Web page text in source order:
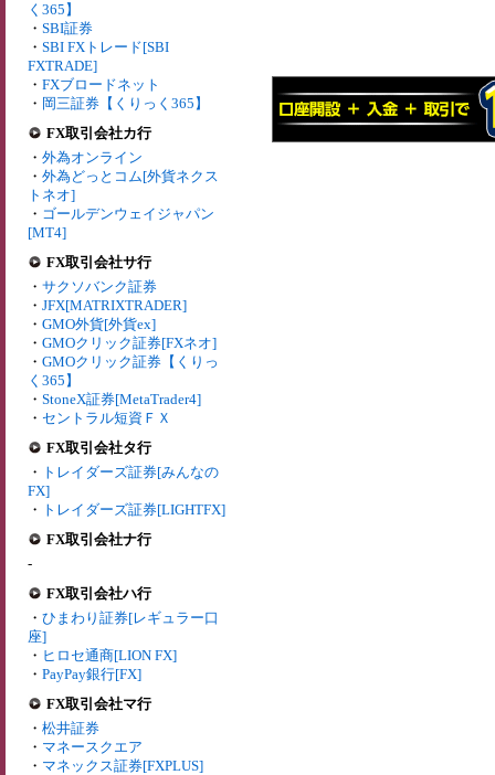
く365】
・ SBI証券
・ SBI FXトレード[SBI
FXTRADE]
・ FXブロードネット
・ 岡三証券【くりっく365】
FX取引会社カ行
・ 外為オンライン
・ 外為どっとコム[外貨ネクス
トネオ]
・ ゴールデンウェイジャパン
[MT4]
FX取引会社サ行
・ サクソバンク証券
・ JFX[MATRIXTRADER]
・ GMO外貨[外貨ex]
・ GMOクリック証券[FXネオ]
・ GMOクリック証券【くりっ
く365】
・ StoneX証券[MetaTrader4]
・ セントラル短資ＦＸ
FX取引会社タ行
・ トレイダーズ証券[みんなの
FX]
・ トレイダーズ証券[LIGHTFX]
FX取引会社ナ行
-
FX取引会社ハ行
・ ひまわり証券[レギュラー口
座]
・ ヒロセ通商[LION FX]
・ PayPay銀行[FX]
FX取引会社マ行
・ 松井証券
・ マネースクエア
・ マネックス証券[FXPLUS]